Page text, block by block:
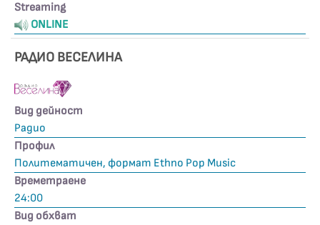
Streaming
ONLINE
РАДИО ВЕСЕЛИНА
Вид дейност
Радио
Профил
Политематичен, формат Ethno Pop Music
Времетраене
24:00
Вид обхват